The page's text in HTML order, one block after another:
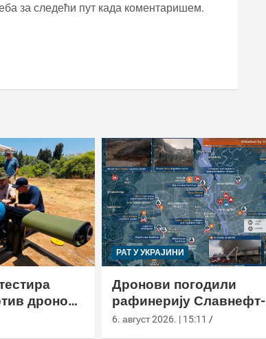
за следећи пут када коментаришем.
дронова
РАТ У УКРАЈИНИ
Дронови погодили
рафинерију Славнефт-
ЈАНОС у Јарослављу
6. август 2026. | 15:11